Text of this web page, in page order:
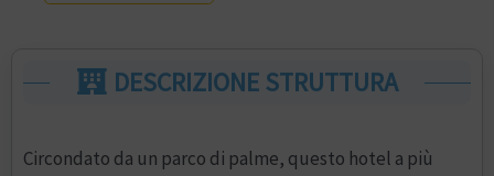
DESCRIZIONE STRUTTURA
Circondato da un parco di palme, questo hotel a più